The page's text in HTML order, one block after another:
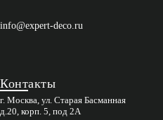
info@expert-deco.ru
Контакты
г. Москва, ул. Старая Басманная
д.20, корп. 5, под 2А